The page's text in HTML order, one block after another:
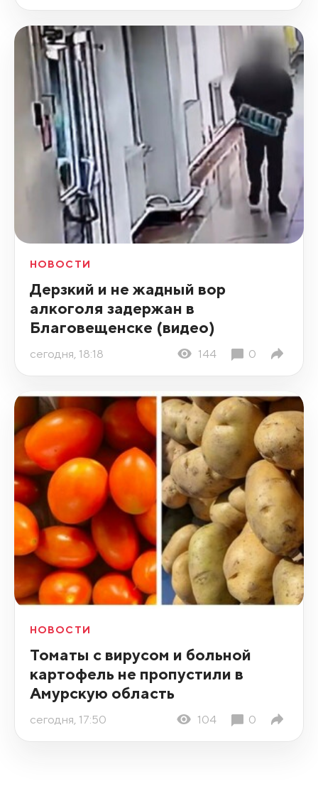
НОВОСТИ
Дерзкий и не жадный вор
алкоголя задержан в
Благовещенске (видео)
сегодня, 18:18 144 0
НОВОСТИ
Томаты с вирусом и больной
картофель не пропустили в
Амурскую область
сегодня, 17:50 104 0